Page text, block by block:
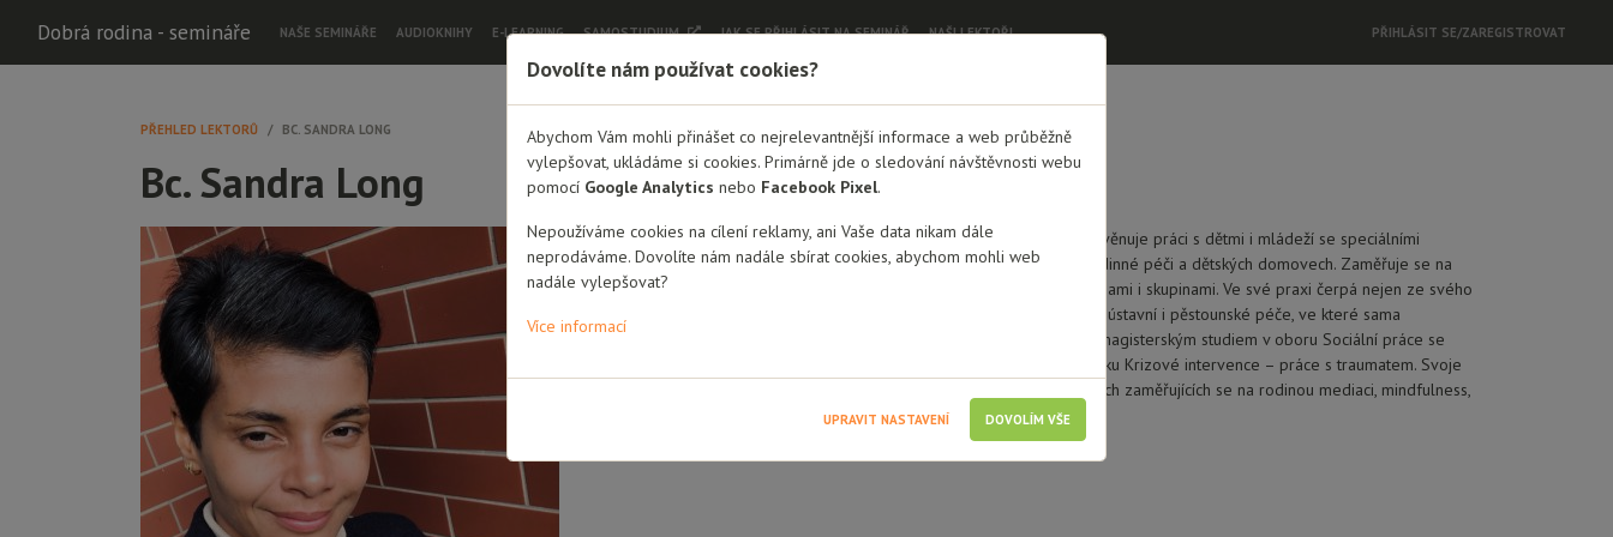
Dobrá rodina - semináře NAŠE SEMINÁŘE AUDIOKNIHY E-LEARNING SAMOSTUDIUM JAK SE PŘIHLÁSIT NA SEMINÁŘ NAŠI LEKTOŘI PŘIHLÁSIT SE/ZAREGISTROVAT
PŘEHLED LEKTORŮ BC. SANDRA LONG
Bc. Sandra Long
Bc. Sandra Long Lektorka Sandra Rios Long se celý svůj profesní život věnuje práci s dětmi i mládeží se speciálními
potřebami včetně jedincům s ADHD a dětmi vyrůstajícími v náhradní rodinné péči a dětských domovech. Zaměřuje se na
podporu rodin v krizových situacích. Pracuje aktivně s jedinci, páry, rodinami i skupinami. Ve své praxi čerpá nejen ze svého
studia a dosavadních pracovních zkušeností, ale i z osobní zkušenosti z ústavní i pěstounské péče, ve které sama
vyrůstala. Sandra vystudovala speciální pedagogiku a dále pokračuje magisterským studiem v oboru Sociální práce se
zaměřením na komunikaci a aplikovanou psychoterapii. Účastní se výcviku Krizové intervence – práce s traumatem. Svoje
know-how dále v minulosti rozšiřovala na mnoha kurzech a workshopech zaměřujících se na rodinou mediaci, mindfulness,
a práci s dětmi v mateřských školách.
Dovolíte nám používat cookies?
Abychom Vám mohli přinášet co nejrelevantnější informace a web průběžně
vylepšovat, ukládáme si cookies. Primárně jde o sledování návštěvnosti webu
pomocí Google Analytics nebo Facebook Pixel.
Nepoužíváme cookies na cílení reklamy, ani Vaše data nikam dále
neprodáváme. Dovolíte nám nadále sbírat cookies, abychom mohli web
nadále vylepšovat?
Více informací
UPRAVIT NASTAVENÍ DOVOLÍM VŠE